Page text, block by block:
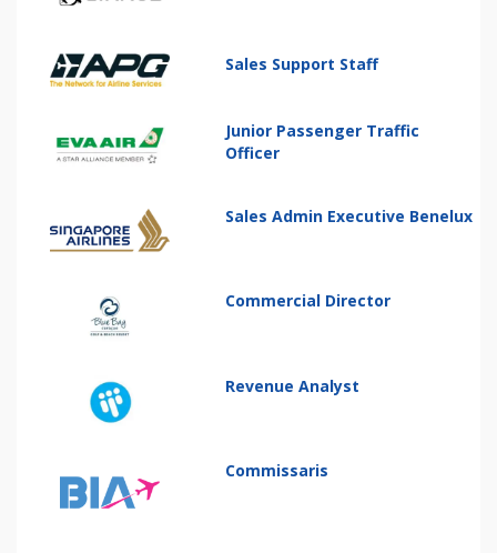
Sales Support Staff
Junior Passenger Traffic
Officer
Sales Admin Executive Benelux
Commercial Director
Revenue Analyst
Commissaris